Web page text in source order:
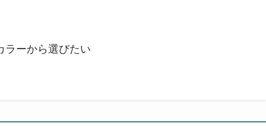
ラーから選びたい